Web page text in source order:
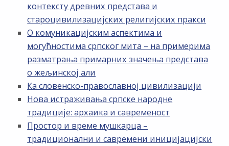
контексту древних представа и
староцивилизацијских религијских пракси
О комуникацијским аспектима и
могућностима српског мита – на примерима
разматрања примарних значења представа
о жељинској али
Ка словенско-православној цивилизацији
Нова истраживања српске народне
традиције: архаика и савременост
Простор и време мушкарца –
традиционални и савремени иницијацијски